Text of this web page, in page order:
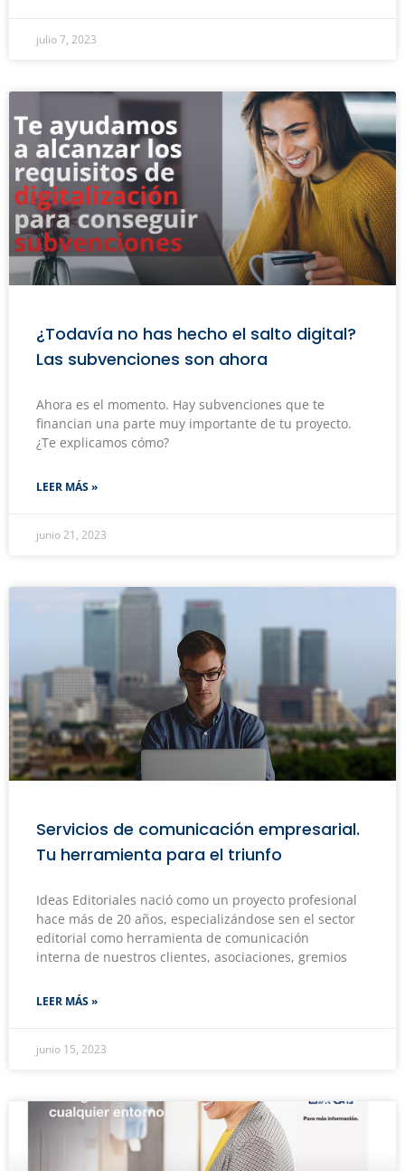
julio 7, 2023
¿Todavía no has hecho el salto digital?
Las subvenciones son ahora
Ahora es el momento. Hay subvenciones que te
financian una parte muy importante de tu proyecto.
¿Te explicamos cómo?
LEER MÁS »
junio 21, 2023
Servicios de comunicación empresarial.
Tu herramienta para el triunfo
Ideas Editoriales nació como un proyecto profesional
hace más de 20 años, especializándose sen el sector
editorial como herramienta de comunicación
interna de nuestros clientes, asociaciones, gremios
LEER MÁS »
junio 15, 2023